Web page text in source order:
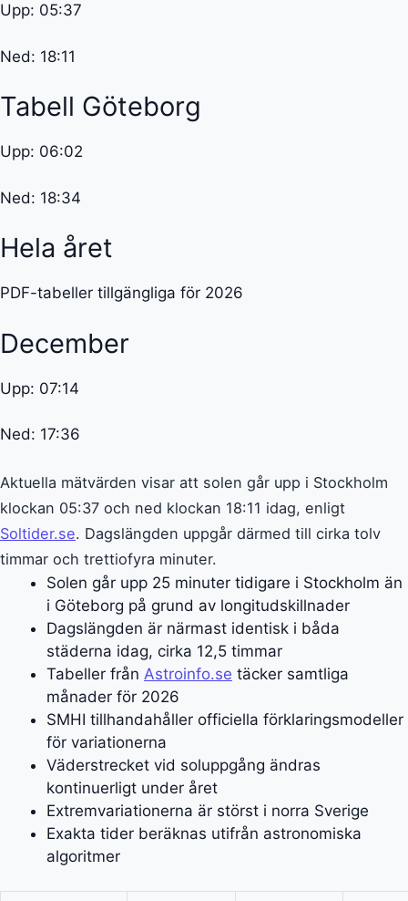
Upp: 05:37
Ned: 18:11
Tabell Göteborg
Upp: 06:02
Ned: 18:34
Hela året
PDF-tabeller tillgängliga för 2026
December
Upp: 07:14
Ned: 17:36
Aktuella mätvärden visar att solen går upp i Stockholm
klockan 05:37 och ned klockan 18:11 idag, enligt
Soltider.se. Dagslängden uppgår därmed till cirka tolv
timmar och trettiofyra minuter.
Solen går upp 25 minuter tidigare i Stockholm än
i Göteborg på grund av longitudskillnader
Dagslängden är närmast identisk i båda
städerna idag, cirka 12,5 timmar
Tabeller från Astroinfo.se täcker samtliga
månader för 2026
SMHI tillhandahåller officiella förklaringsmodeller
för variationerna
Väderstrecket vid soluppgång ändras
kontinuerligt under året
Extremvariationerna är störst i norra Sverige
Exakta tider beräknas utifrån astronomiska
algoritmer